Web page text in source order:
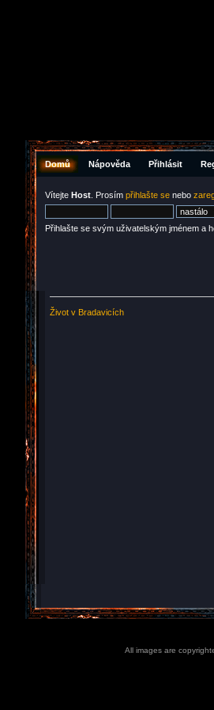
Domů Nápověda Přihlásit
Vítejte Host . Prosím přihlašte se nebo
Přihlašte se svým uživatelským jménem a
Život v Bradavicích
All images are